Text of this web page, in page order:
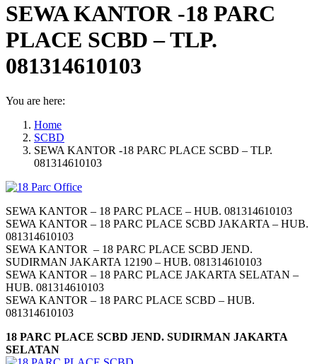
SEWA KANTOR -18 PARC
PLACE SCBD – TLP.
081314610103
You are here:
Home
SCBD
SEWA KANTOR -18 PARC PLACE SCBD – TLP.
081314610103
SEWA KANTOR – 18 PARC PLACE – HUB. 081314610103
SEWA KANTOR – 18 PARC PLACE SCBD JAKARTA – HUB.
081314610103
SEWA KANTOR – 18 PARC PLACE SCBD JEND.
SUDIRMAN JAKARTA 12190 – HUB. 081314610103
SEWA KANTOR – 18 PARC PLACE JAKARTA SELATAN –
HUB. 081314610103
SEWA KANTOR – 18 PARC PLACE SCBD – HUB.
081314610103
18 PARC PLACE SCBD JEND. SUDIRMAN JAKARTA
SELATAN